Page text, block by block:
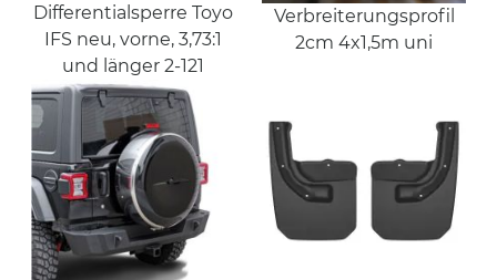
Differentialsperre Toyo
IFS neu, vorne, 3,73:1
und länger 2-121
Verbreiterungsprofil
2cm 4x1,5m uni